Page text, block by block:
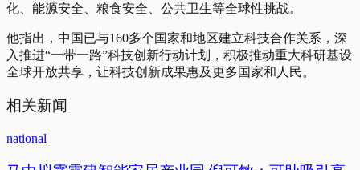
化、能源安全、粮食安全、公共卫生等全球性挑战。
他指出，中国已与160多个国家和地区建立科技合作关系，深
入推进“一带一路”科技创新行动计划，积极推动重大科研基设
全球开放共享，让科技创新成果惠及更多国家和人民。
相关新闻
national